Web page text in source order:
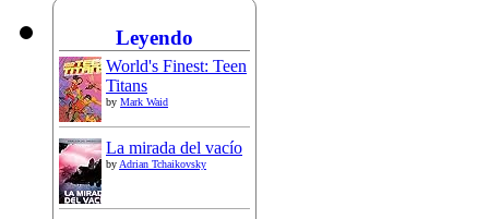
Leyendo
World's Finest: Teen
Titans
by Mark Waid
La mirada del vacío
byAdrian Tchaikovsky